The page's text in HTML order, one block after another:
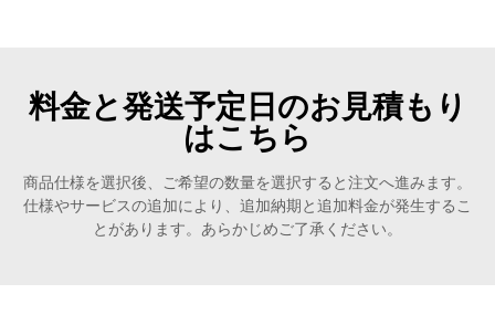
料金と発送予定日のお見積もり
はこちら
商品仕様を選択後、ご希望の数量を選択すると注文へ進みます。
仕様やサービスの追加により、追加納期と追加料金が発生するこ
とがあります。あらかじめご了承ください。